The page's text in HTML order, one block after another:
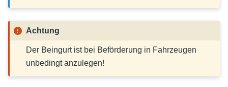
Achtung
Der Beingurt ist bei Beförderung in Fahrzeugen
unbedingt anzulegen!